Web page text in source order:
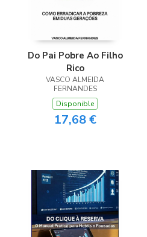
Do Pai Pobre Ao Filho
Rico
VASCO ALMEIDA
FERNANDES
Disponible
17,68 €